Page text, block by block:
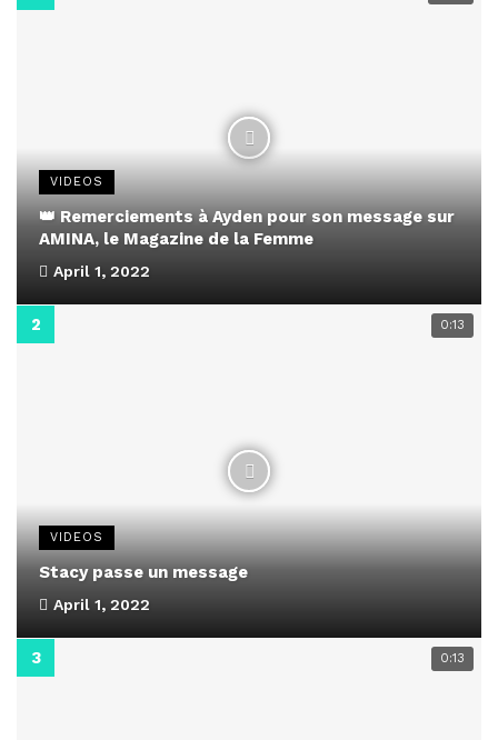
VIDEOS
👑 Remerciements à Ayden pour son message sur
AMINA, le Magazine de la Femme
April 1, 2022
0:13
VIDEOS
Stacy passe un message
April 1, 2022
0:13